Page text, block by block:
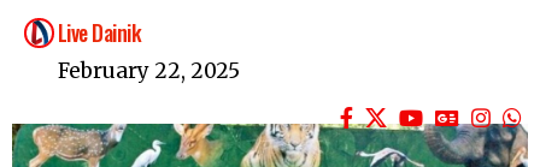
Live Dainik
February 22, 2025